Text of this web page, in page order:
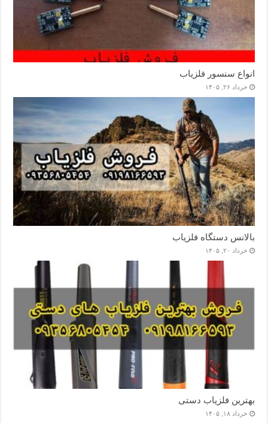
انواع سنسور فلزیاب
خرداد ۲۶, ۱۴۰۵
بالانس دستگاه فلزیاب
خرداد ۲۰, ۱۴۰۵
بهترین فلزیاب دستی
خرداد ۱۸, ۱۴۰۵